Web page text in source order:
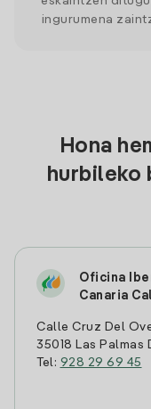
ingurumena
Hona
hurbileko
Oficina
Canaria
Calle Cruz Del
35018 Las Palmas
Tel: 928 29 69 45